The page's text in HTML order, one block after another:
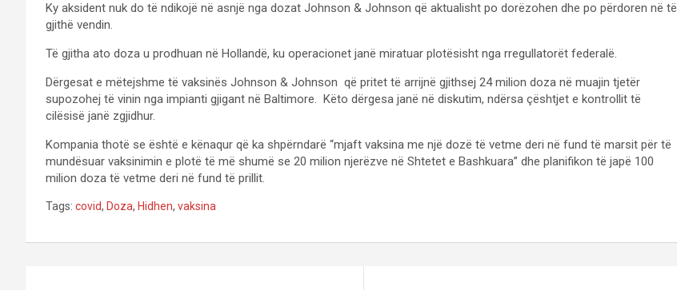
Ky aksident nuk do të ndikojë në asnjë nga dozat Johnson & Johnson që aktualisht po dorëzohen dhe po përdoren në të
gjithë vendin.
Të gjitha ato doza u prodhuan në Hollandë, ku operacionet janë miratuar plotësisht nga rregullatorët federalë.
Dërgesat e mëtejshme të vaksinës Johnson & Johnson që pritet të arrijnë gjithsej 24 milion doza në muajin tjetër
supozohej të vinin nga impianti gjigant në Baltimore. Këto dërgesa janë në diskutim, ndërsa çështjet e kontrollit të
cilësisë janë zgjidhur.
Kompania thotë se është e kënaqur që ka shpërndarë “mjaft vaksina me një dozë të vetme deri në fund të marsit për të
mundësuar vaksinimin e plotë të më shumë se 20 milion njerëzve në Shtetet e Bashkuara” dhe planifikon të japë 100
milion doza të vetme deri në fund të prillit.
Tags: covid, Doza, Hidhen, vaksina